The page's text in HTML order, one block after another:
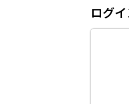
ログ